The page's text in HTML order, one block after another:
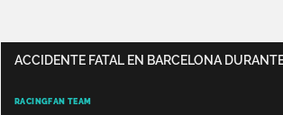
ACCIDENTE FATAL EN BARCELONA
RACINGFAN TEAM